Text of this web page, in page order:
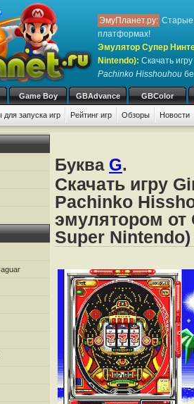
ЭмуПланет.ру: Старые
платформах!
Эмулятор Супер
Nintendo): Скачать игру
Pachinko Hisshouhou
Game Boy GBAdvance GBColor
запуска игр Рейтинг игр Обзоры Новости
F G H I
Буква G.
Скачать игру
Pachinko
эмулятором от
Super Nintendo)